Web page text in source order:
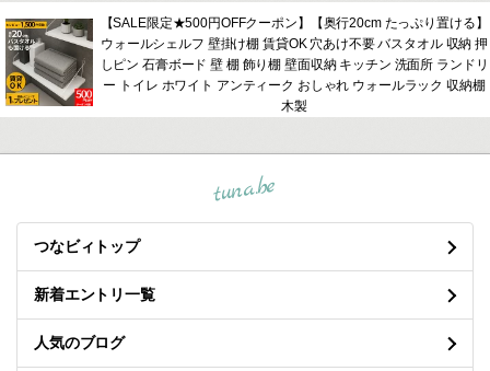
【SALE限定★500円OFFクーポン】【奥行20cm たっぷり置ける】
ウォールシェルフ 壁掛け棚 賃貸OK 穴あけ不要 バスタオル 収納 押
しピン 石膏ボード 壁 棚 飾り棚 壁面収納 キッチン 洗面所 ランドリ
ー トイレ ホワイト アンティーク おしゃれ ウォールラック 収納棚
木製
tuna.be
つなビィトップ
新着エントリ一覧
人気のブログ